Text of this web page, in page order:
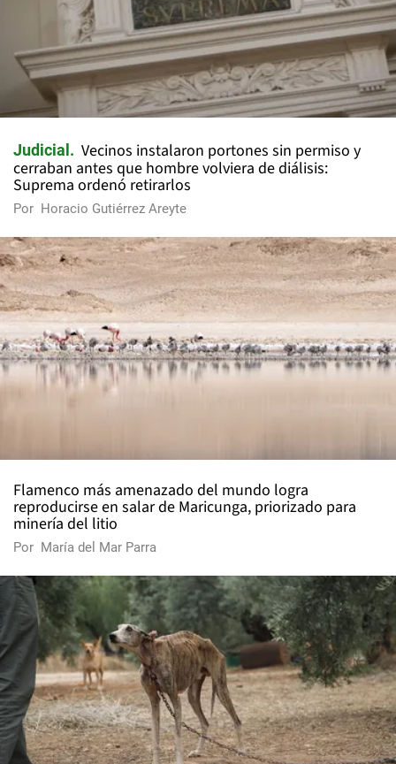
Judicial
Vecinos instalaron portones sin permiso y
cerraban antes que hombre volviera de diálisis:
Suprema ordenó retirarlos
Por Horacio Gutiérrez Areyte
Flamenco más amenazado del mundo logra
reproducirse en salar de Maricunga, priorizado para
minería del litio
Por María del Mar Parra